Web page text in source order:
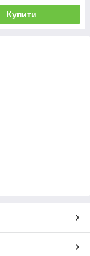
Купити